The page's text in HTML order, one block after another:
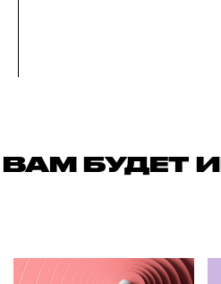
ВАМ БУДЕТ